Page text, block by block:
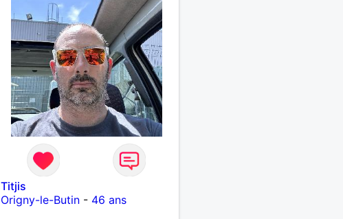
authentique avec qui partager
de belles expériences,
construire une relation sérieuse
basée sur la confiance, le
respect et la complicité. Si tu
apprécies les conversations
sincères, les fous rires et les
personnes qui savent ce qu'elles
veulent, n'hésite pas à venir
discuter. Au plaisir de faire
connaissance !
Titjis
Origny-le-Butin - 46 ans